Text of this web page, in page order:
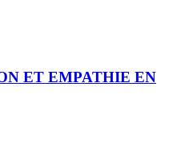
ET EMPATHIE EN